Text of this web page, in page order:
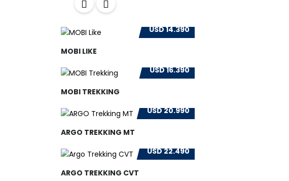
USD 14.390
MOBI LIKE
USD 16.390
MOBI TREKKING
USD 20.990
ARGO TREKKING MT
USD 22.490
ARGO TREKKING CVT